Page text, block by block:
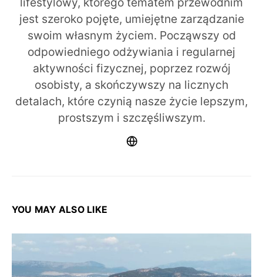
jest szeroko pojęte, umiejętne zarządzanie
swoim własnym życiem. Począwszy od
odpowiedniego odżywiania i regularnej
aktywności fizycznej, poprzez rozwój
osobisty, a skończywszy na licznych
detalach, które czynią nasze życie lepszym,
prostszym i szczęśliwszym.
YOU MAY ALSO LIKE